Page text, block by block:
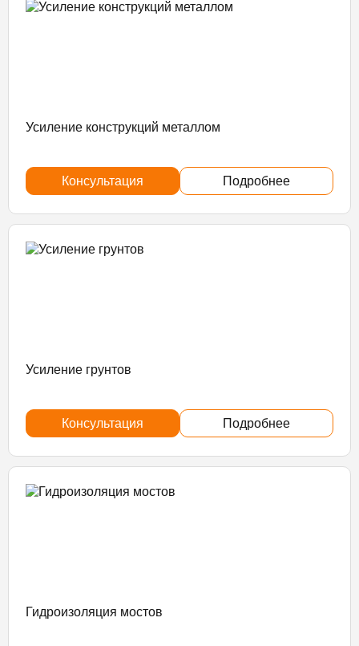
Усиление конструкций металлом
Консультация Подробнее
Усиление грунтов
Консультация Подробнее
Гидроизоляция мостов